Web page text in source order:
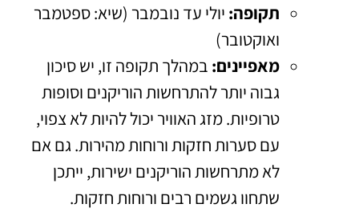
תקופה: יולי עד נובמבר (שיא: ספטמבר
ואוקטובר)
מאפיינים: במהלך תקופה זו, יש סיכון
גבוה יותר להתרחשות הוריקנים וסופות
טרופיות. מזג האוויר יכול להיות לא צפוי,
עם סערות חזקות ורוחות מהירות. גם אם
לא מתרחשות הוריקנים ישירות, ייתכן
שתחוו גשמים רבים ורוחות חזקות.